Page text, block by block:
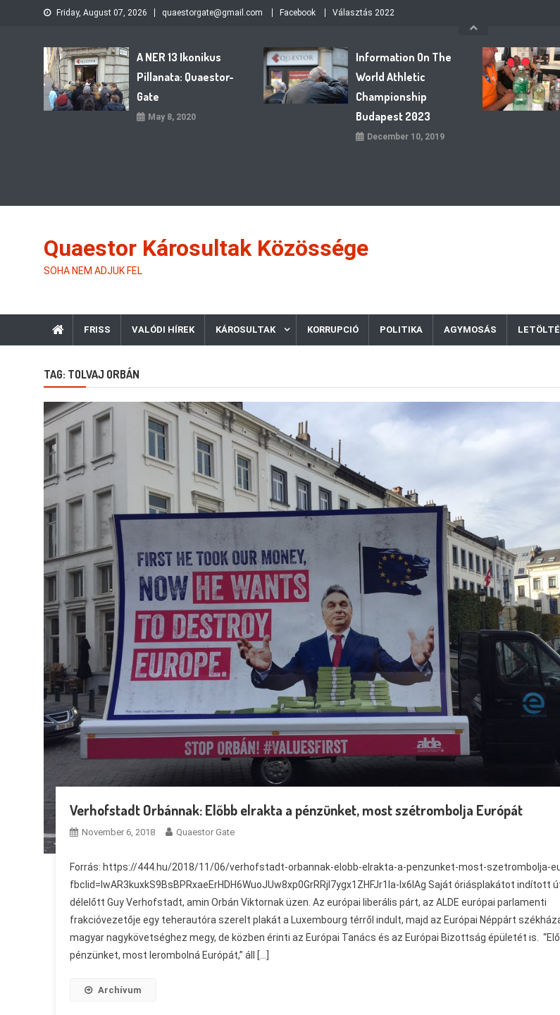
Friday, August 07, 2026 quaestorgate@gmail.com Facebook Választás 2022
A NER 13 Ikonikus
Pillanata: Quaestor-
Gate
May 8, 2020
Information On The
World Athletic
Championship
Budapest 2023
December 10, 2019
Quaestor Károsultak Közössége
SOHA NEM ADJUK FEL
FRISS VALÓDI HÍREK KÁROSULTAK KORRUPCIÓ POLITIKA AGYMOSÁS
TAG: TOLVAJ ORBÁN
Verhofstadt Orbánnak: Előbb elrakta a pénzünket, most szétrombolja Európát
November 6, 2018 Quaestor Gate
Forrás: https://444.hu/2018/11/06/verhofstadt-orbannak-elobb-elrakta-a-penzunket-most-szetrombolja-
fbclid=IwAR3kuxkS9BsBPRxaeErHDH6WuoJUw8xp0GrRRjI7ygx1ZHFJr1la-lx6lAg Saját óriásplakátot indított
délelőtt Guy Verhofstadt, amin Orbán Viktornak üzen. Az európai liberális párt, az ALDE európai parlamenti
frakcióvezetője egy teherautóra szerelt plakát a Luxembourg térről indult, majd az Európai Néppárt
magyar nagykövetséghez megy, de közben érinti az Európai Tanács és az Európai Bizottság épületét is.
pénzünket, most lerombolná Európát,” áll […]
Archívum